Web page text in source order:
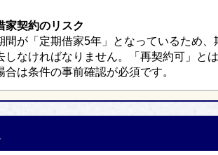
家契約のリスク
間が「定期借家5年」となっているため
しなければなりません。「再契約可」と
合は条件の事前確認が必須です。